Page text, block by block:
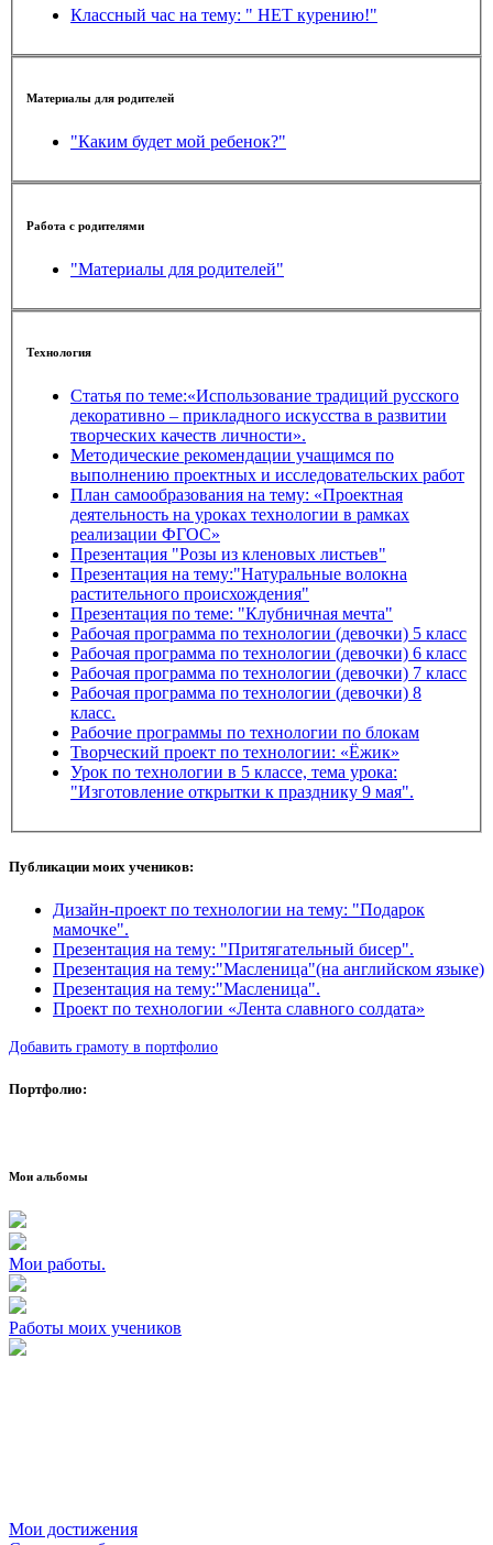
Классный час на тему: " НЕТ курению!"
Материалы для родителей
"Каким будет мой ребенок?"
Работа с родителями
"Материалы для родителей"
Технология
Статья по теме:«Использование традиций русского
декоративно – прикладного искусства в развитии
творческих качеств личности».
Методические рекомендации учащимся по
выполнению проектных и исследовательских работ
План самообразования на тему: «Проектная
деятельность на уроках технологии в рамках
реализации ФГОС»
Презентация "Розы из кленовых листьев"
Презентация на тему:"Натуральные волокна
растительного происхождения"
Презентация по теме: "Клубничная мечта"
Рабочая программа по технологии (девочки) 5 класс
Рабочая программа по технологии (девочки) 6 класс
Рабочая программа по технологии (девочки) 7 класс
Рабочая программа по технологии (девочки) 8
класс.
Рабочие программы по технологии по блокам
Творческий проект по технологии: «Ёжик»
Урок по технологии в 5 классе, тема урока:
"Изготовление открытки к празднику 9 мая".
Публикации моих учеников:
Дизайн-проект по технологии на тему: "Подарок
мамочке".
Презентация на тему: "Притягательный бисер".
Презентация на тему:"Масленица"(на английском языке)
Презентация на тему:"Масленица".
Проект по технологии «Лента славного солдата»
Добавить грамоту в портфолио
Портфолио:
Мои альбомы
Мои работы.
Работы моих учеников
Мои достижения